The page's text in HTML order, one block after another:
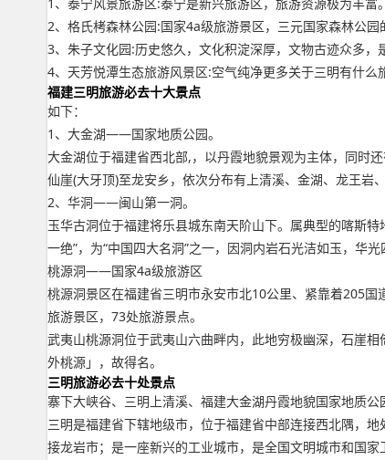
2、格氏栲森林公园:国家4a级旅游景区，三元国家森林公园
3、朱子文化园:历史悠久，文化积淀深厚，文物古迹众多，
4、天芳悦潭生态旅游风景区:空气纯净更多关于三明有什
福建三明旅游必去十大景点
如下：
1、大金湖——国家地质公园。
大金湖位于福建省西北部,，以丹霞地貌景观为主体，同时
仙崖(大牙顶)至龙安乡，依次分布有上清溪、金湖、龙王岩
2、华洞——闽山第一洞。
玉华古洞位于福建将乐县城东南天阶山下。属典型的喀斯
一绝”，为“中国四大名洞”之一，因洞内岩石光洁如玉，华光
桃源洞——国家4a级旅游区
桃源洞景区在福建省三明市永安市北10公里、紧靠着205
旅游景区，73处旅游景点。
武夷山桃源洞位于武夷山六曲畔内，此地穷极幽深，石崖
外桃源」，故得名。
三明旅游必去十处景点
寨下大峡谷、三明上清溪、福建大金湖丹霞地貌国家地质
三明是福建省下辖地级市，位于福建省中部连接西北隅，
接龙岩市；是一座新兴的工业城市，是全国文明城市和国家